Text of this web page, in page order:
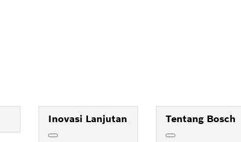
Inovasi Lanjutan Tentang Bosch